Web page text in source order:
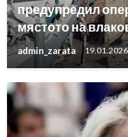
предупредил
мястото на
admin_zarata 19.01.2026